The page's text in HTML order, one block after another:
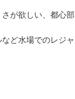
さが欲しい、都心
など水場でのレジ